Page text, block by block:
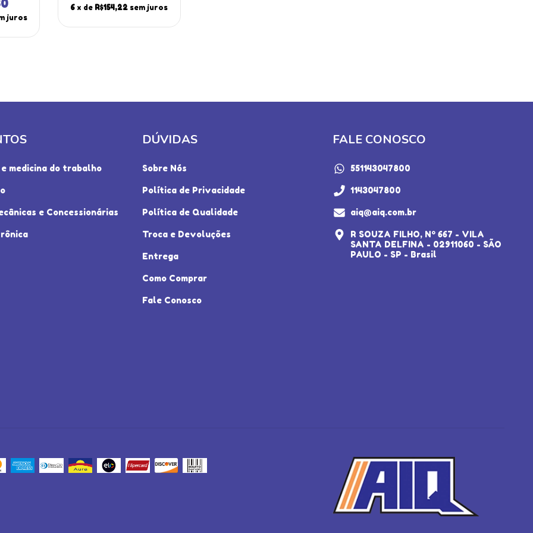
juros
Portátil Instrutherm
6 x de R$154,22 sem juros
e medicina do trabalho
e Concessionárias
DÚVIDAS
Sobre Nós
Política de Privacidade
Política de Qualidade
Troca e Devoluções
Entrega
Como Comprar
Fale Conosco
FALE CONOSCO
551143047800
1143047800
aiq@aiq.com.br
R SOUZA FILHO, Nº 667 - VILA
SANTA DELFINA - 02911060 - SÃO
PAULO - SP - Brasil